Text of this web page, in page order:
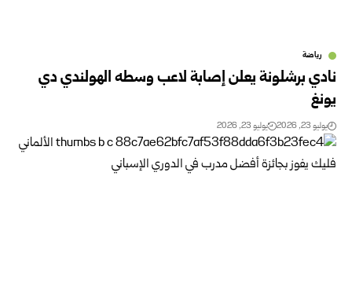
رياضة
نادي برشلونة يعلن إصابة لاعب وسطه الهولندي دي
يونغ
يوليو 23, 2026 يوليو 23, 2026